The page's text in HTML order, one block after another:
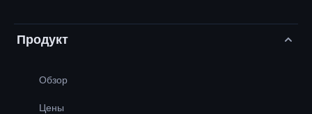
Продукт
Обзор
Цены